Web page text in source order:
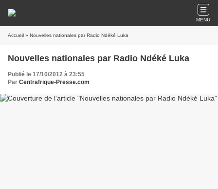
MENU
Accueil » Nouvelles nationales par Radio Ndéké Luka
Nouvelles nationales par Radio Ndéké Luka
Publié le 17/10/2012 à 23:55
Par Centrafrique-Presse.com